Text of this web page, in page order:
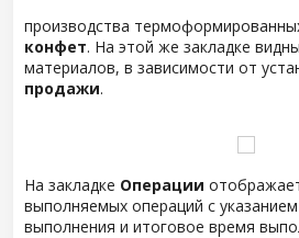
производства
конфет. На этой же закладке
материалов, в зависимости от
продажи.
На закладке Операции
выполняемых операций с
выполнения и итоговое время